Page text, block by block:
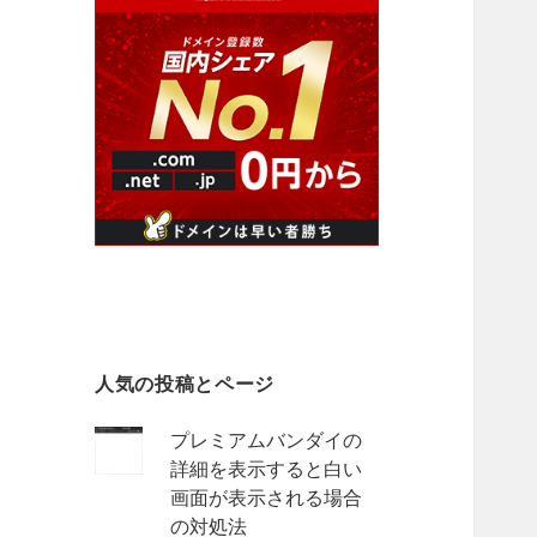
人気の投稿とページ
プレミアムバンダイの
詳細を表示すると白い
画面が表示される場合
の対処法